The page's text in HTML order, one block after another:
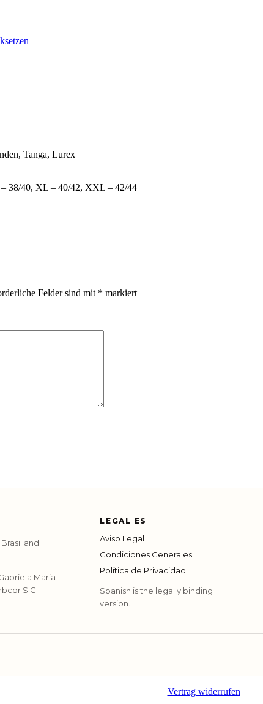
Tanga, Lurex
38/40, XL – 40/42, XXL – 42/44
Felder sind mit * markiert
and
Maria
S.C.
LEGAL ES
Aviso Legal
Condiciones Generales
Política de Privacidad
Spanish is the legally binding
version.
Vertrag widerrufen